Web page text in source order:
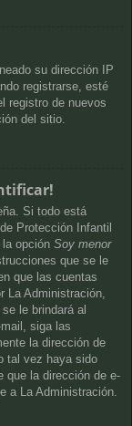
su dirección IP
registrarse, esté
registro de nuevos
del sitio.
Si todo está
Protección Infantil
opción Soy menor
que se le
que las cuentas
La Administración,
le brindará al
siga las
la dirección de
tal vez haya sido
que la dirección de e-
a La Administración.